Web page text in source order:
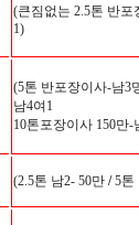
(큰짐없는 2.5톤 반포
1)
(5톤 반포장이사-남3
남4여1
10톤포장이사 150만-
(2.5톤 남2- 50만 /5톤